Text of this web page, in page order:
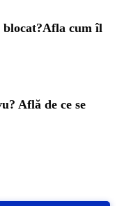
blocat?Afla cum îl
Află de ce se